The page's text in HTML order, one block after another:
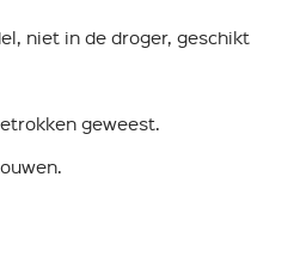
niet in de droger, geschikt
geweest.